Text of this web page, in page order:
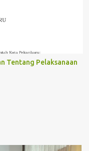
Tentang Pelaksanaan